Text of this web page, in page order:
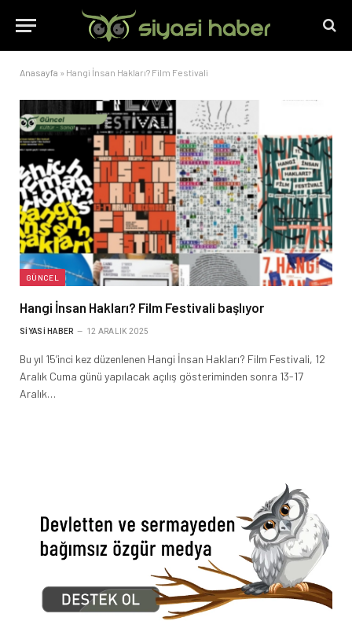
Anasayfa » Hangi İnsan Hakları? Film Festivali
GÜNCEL
Hangi İnsan Hakları? Film Festivali başlıyor
SIYASI HABER 12 ARALIK 2025
Bu yıl 15’inci kez düzenlenen Hangi İnsan Hakları? Film Festivali, 12
Aralık Cuma günü yapılacak açılış gösteriminden sonra 13-17
Aralık…